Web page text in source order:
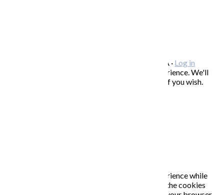
Copyright © 2026 KATARÍNA S. KALMANOVÁ · Log in
This website uses cookies to improve your experience. We'll
assume you're ok with this, but you can opt-out if you wish.
This website uses cookies to improve your experience while
you navigate through the website. Out of these, the cookies